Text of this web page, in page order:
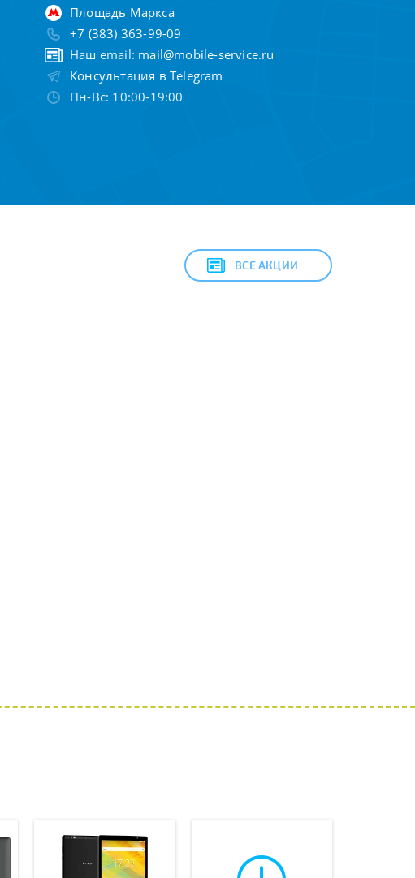
Площадь Маркса
+7 (383) 363-99-09
Наш email: mail@mobile-service.ru
Консультация в Telegram
Пн-Вс: 10:00-19:00
ВСЕ АКЦИИ